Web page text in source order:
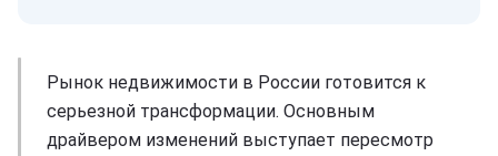
Рынок недвижимости в России готовится к
серьезной трансформации. Основным
драйвером изменений выступает пересмотр